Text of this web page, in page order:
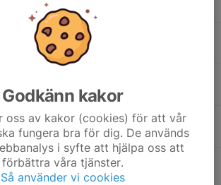
Godkänn kakor
oss av kakor (cookies) för att vår
fungera bra för dig. De används
i syfte att hjälpa oss att
förbättra våra tjänster.
Så använder vi cookies